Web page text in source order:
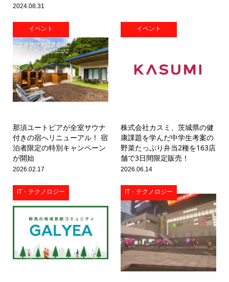
2024.08.31
イベント
那須ユートピアが全室サウナ
付きの宿へリニューアル！ 宿
泊者限定の特別キャンペーン
が開始
2026.02.17
イベント
株式会社カスミ、茨城県の健
康課題を学んだ中学生考案の
野菜たっぷり弁当2種を163店
舗で3日間限定販売！
2026.06.14
IT・テクノロジー IT・テクノロジー